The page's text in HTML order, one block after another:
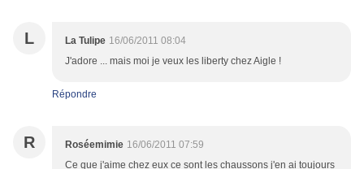
L La Tulipe 16/06/2011 08:04
J'adore ... mais moi je veux les liberty chez Aigle !
Répondre
R Roséemimie 16/06/2011 07:59
Ce que j'aime chez eux ce sont les chaussons j'en ai toujours